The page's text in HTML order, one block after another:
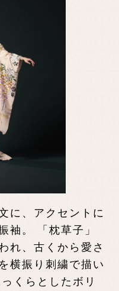
ト
に、アクセントに
袖。 「枕草子」
れ、古くから愛さ
横振り刺繍で描い
くらとしたボリ